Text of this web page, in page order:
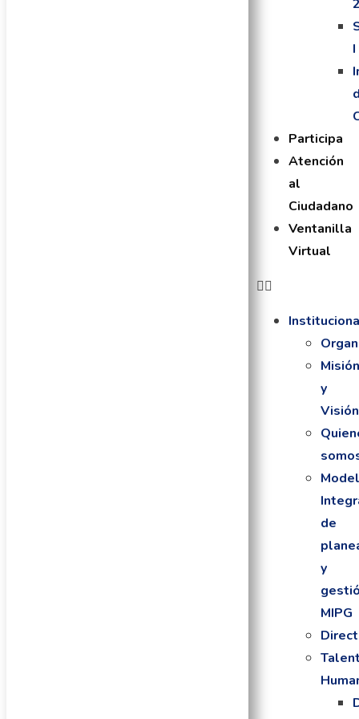
I
Participa
Atención
al
Ciudadano
Ventanilla
Virtual
y
Visión
de
y
MIPG